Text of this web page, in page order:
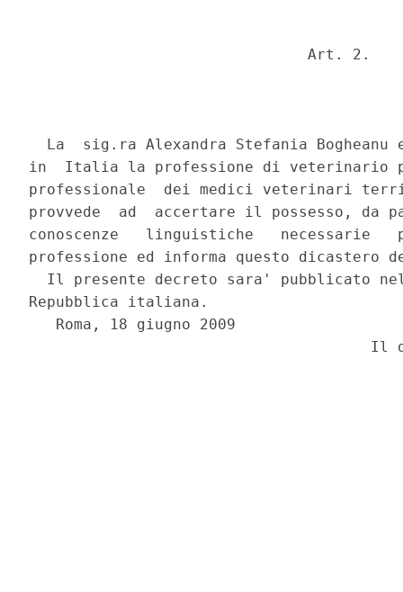
                               Art. 2.
La  sig.ra Alexandra Stefania Bogheanu
in  Italia la professione di veterinario
professionale  dei medici veterinari
provvede  ad  accertare il possesso,
conoscenze   linguistiche   necessarie
professione ed informa questo dicastero
Il presente decreto sara' pubblicato
Repubblica italiana.
   Roma, 18 giugno 2009